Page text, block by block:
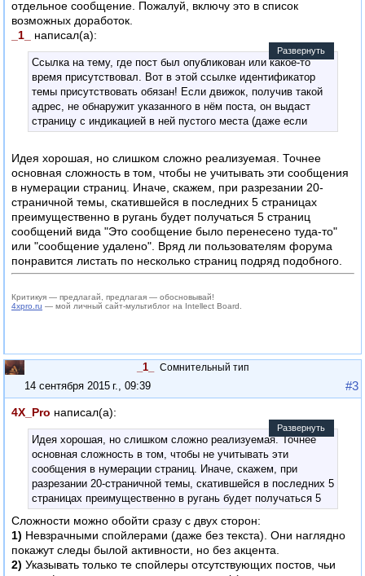
отдельное сообщение. Пожалуй, включу это в список
возможных доработок.
_1_
написал(а):
Развернуть
Ссылка на тему, где пост был опубликован или какое-то
время присутствовал. Вот в этой ссылке идентификатор
темы присутствовать обязан! Если движок, получив такой
адрес, не обнаружит указанного в нём поста, он выдаст
страницу с индикацией в ней пустого места (даже если
перемещён пост, когда удалён, и в чём была причина этой
движухи.
Идея хорошая, но слишком сложно реализуемая. Точнее
основная сложность в том, чтобы не учитывать эти сообщения
в нумерации страниц. Иначе, скажем, при разрезании 20-
страничной темы, скатившейся в последних 5 страницах
преимущественно в ругань будет получаться 5 страниц
сообщений вида "Это сообщение было перенесено туда-то"
или "сообщение удалено". Вряд ли пользователям форума
понравится листать по несколько страниц подряд подобного.
Критикуя — предлагай, предлагая — обосновывай!
4xpro.ru — мой личный сайт-мультиблог на Intellect Board.
_1_ Сомнительный тип
14 сентября 2015 г., 09:39 #3
4X_Pro написал(а):
Развернуть
Идея хорошая, но слишком сложно реализуемая. Точнее
основная сложность в том, чтобы не учитывать эти
сообщения в нумерации страниц. Иначе, скажем, при
разрезании 20-страничной темы, скатившейся в последних 5
страницах преимущественно в ругань будет получаться 5
туда-то" или "сообщение удалено". Вряд ли пользователям
форума понравится листать по несколько страниц подряд
подобного.
Сложности можно обойти сразу с двух сторон:
1) Невзрачными спойлерами (даже без текста). Они наглядно
покажут следы былой активности, но без акцента.
2) Указывать только те спойлеры отсутствующих постов, чьи